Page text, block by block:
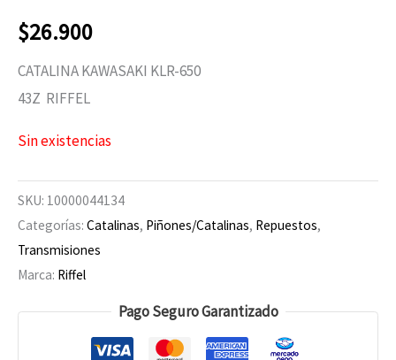
$26.900
CATALINA KAWASAKI KLR-650
43Z RIFFEL
Sin existencias
SKU: 10000044134
Categorías: Catalinas, Piñones/Catalinas, Repuestos,
Transmisiones
Marca: Riffel
Pago Seguro Garantizado